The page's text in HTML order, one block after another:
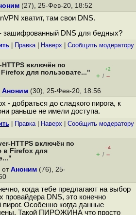
(27), 25-Фев-20, 18:52
хватит, там свои DNS.
зашифрованный DNS для бедных?
Правка| Наверх Cообщить модератору
включён по
для пользовате..."
+2
+ / –
Аноним (30), 25-Фев-20, 18:56
- добраться до сладкого пирога, к
раньше не имели доступа.
Правка| Наверх Cообщить модератору
HTTPS включён по
в Firefox для
–4
+ / –
Аноним (76), 25-
когда тебе предлагают на выбор
провайдера DNS, это конечно
пирог. Особенно когда данные
Такой ПИРОЖИНА что просто